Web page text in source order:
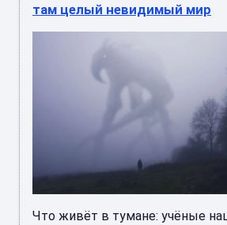
там целый невидимый мир
Что живёт в тумане: учёные